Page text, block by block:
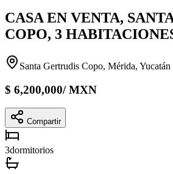
CASA EN VENTA,
COPO, 3
Santa Gertrudis Copo, Mérida, Yucatán
$ 6,200,000/MXN
Compartir
3dormitorios